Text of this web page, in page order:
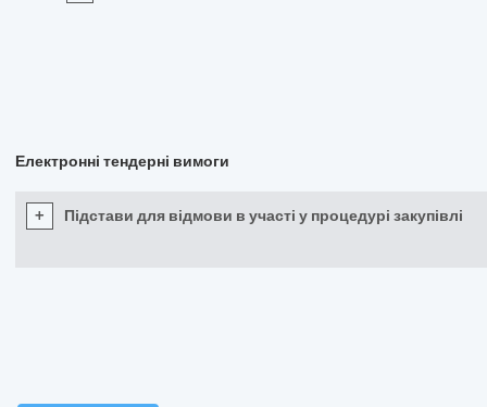
Електронні тендерні вимоги
+ Підстави для відмови в участі у процедурі закупівлі